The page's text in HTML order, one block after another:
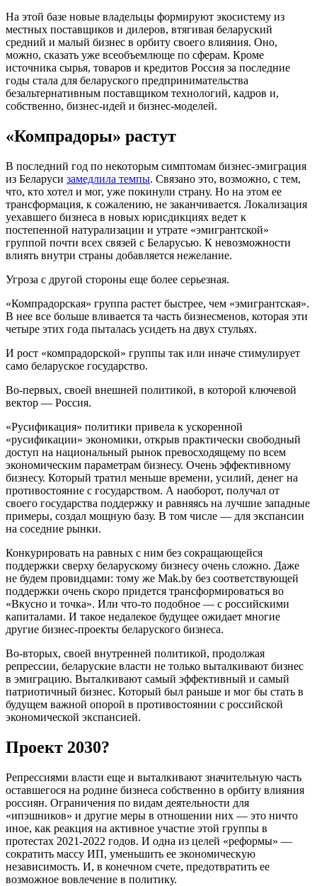
На этой базе новые владельцы формируют экосистему из
местных поставщиков и дилеров, втягивая беларуский
средний и малый бизнес в орбиту своего влияния. Оно,
можно, сказать уже всеобъемлюще по сферам. Кроме
источника сырья, товаров и кредитов Россия за последние
годы стала для беларуского предпринимательства
безальтернативным поставщиком технологий, кадров и,
собственно, бизнес-идей и бизнес-моделей.
«Компрадоры» растут
В последний год по некоторым симптомам бизнес-эмиграция
из Беларуси замедлила темпы. Связано это, возможно, с тем,
что, кто хотел и мог, уже покинули страну. Но на этом ее
трансформация, к сожалению, не заканчивается. Локализация
уехавшего бизнеса в новых юрисдикциях ведет к
постепенной натурализации и утрате «эмигрантской»
группой почти всех связей с Беларусью. К невозможности
влиять внутри страны добавляется нежелание.
Угроза с другой стороны еще более серьезная.
«Компрадорская» группа растет быстрее, чем «эмигрантская».
В нее все больше вливается та часть бизнесменов, которая эти
четыре этих года пыталась усидеть на двух стульях.
И рост «компрадорской» группы так или иначе стимулирует
само беларуское государство.
Во-первых, своей внешней политикой, в которой ключевой
вектор — Россия.
«Русификация» политики привела к ускоренной
«русификации» экономики, открыв практически свободный
доступ на национальный рынок превосходящему по всем
экономическим параметрам бизнесу. Очень эффективному
бизнесу. Который тратил меньше времени, усилий, денег на
противостояние с государством. А наоборот, получал от
своего государства поддержку и равняясь на лучшие западные
примеры, создал мощную базу. В том числе — для экспансии
на соседние рынки.
Конкурировать на равных с ним без сокращающейся
поддержки сверху беларускому бизнесу очень сложно. Даже
не будем провидцами: тому же Mak.by без соответствующей
поддержки очень скоро придется трансформироваться во
«Вкусно и точка». Или что-то подобное — с российскими
капиталами. И такое недалекое будущее ожидает многие
другие бизнес-проекты беларуского бизнеса.
Во-вторых, своей внутренней политикой, продолжая
репрессии, беларуские власти не только выталкивают бизнес
в эмиграцию. Выталкивают самый эффективный и самый
патриотичный бизнес. Который был раньше и мог бы стать в
будущем важной опорой в противостоянии с российской
экономической экспансией.
Проект 2030?
Репрессиями власти еще и выталкивают значительную часть
оставшегося на родине бизнеса собственно в орбиту влияния
россиян. Ограничения по видам деятельности для
«ипэшников» и другие меры в отношении них — это ничто
иное, как реакция на активное участие этой группы в
протестах 2021-2022 годов. И одна из целей «реформы» —
сократить массу ИП, уменьшить ее экономическую
независимость. И, в конечном счете, предотвратить ее
возможное вовлечение в политику.